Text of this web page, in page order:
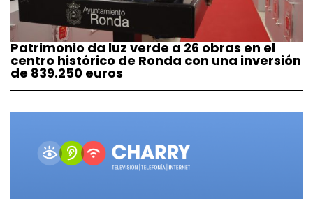
Patrimonio da luz verde a 26 obras en el
centro histórico de Ronda con una inversión
de 839.250 euros